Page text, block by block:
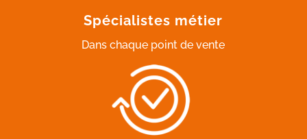
Spécialistes métier
Dans chaque point de vente